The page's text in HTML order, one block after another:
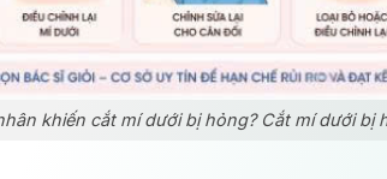
khiến cắt mí dưới bị hỏng? Cắt mí dưới bị